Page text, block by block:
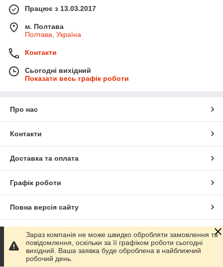
Працює з 13.03.2017
м. Полтава
Полтава, Україна
Контакти
Сьогодні вихідний
Показати весь графік роботи
Про нас
Контакти
Доставка та оплата
Графік роботи
Повна версія сайту
Сайт створено на маркетплейсі Prom.ua
Політика конфіденційності
Зараз компанія не може швидко обробляти замовлення та
повідомлення, оскільки за її графіком роботи сьогодні
вихідний. Ваша заявка буде оброблена в найближчий
робочий день.